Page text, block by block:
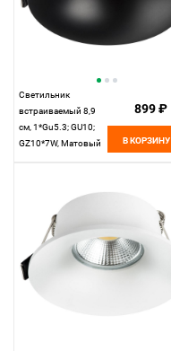
Светильник
встраиваемый 8,9
см, 1*Gu5.3; GU10;
GZ10*7W, Матовый
899 ₽
В КОРЗИНУ